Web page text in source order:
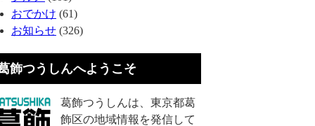
おでかけ (61)
お知らせ (326)
飾つうしんへようこそ
葛飾つうしんは、東京都葛
飾区の地域情報を発信して